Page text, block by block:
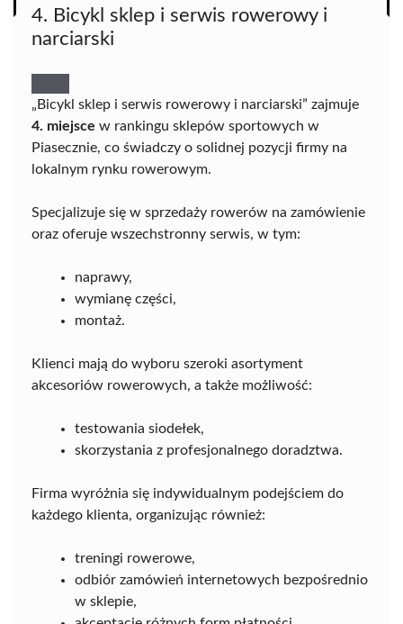
4. Bicykl sklep i serwis rowerowy i
narciarski
„Bicykl sklep i serwis rowerowy i narciarski” zajmuje
4. miejsce w rankingu sklepów sportowych w
Piasecznie, co świadczy o solidnej pozycji firmy na
lokalnym rynku rowerowym.
Specjalizuje się w sprzedaży rowerów na zamówienie
oraz oferuje wszechstronny serwis, w tym:
naprawy,
wymianę części,
montaż.
Klienci mają do wyboru szeroki asortyment
akcesoriów rowerowych, a także możliwość:
testowania siodełek,
skorzystania z profesjonalnego doradztwa.
Firma wyróżnia się indywidualnym podejściem do
każdego klienta, organizując również:
treningi rowerowe,
odbiór zamówień internetowych bezpośrednio
w sklepie,